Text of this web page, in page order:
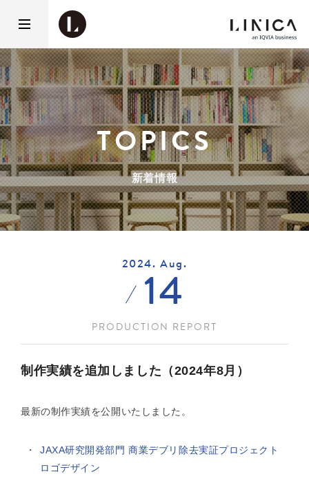
TOPICS
新着情報
2024. Aug.
14
PRODUCTION REPORT
制作実績を追加しました（2024年8月）
最新の制作実績を公開いたしました。
JAXA研究開発部門 商業デブリ除去実証プロジェクト
ロゴデザイン